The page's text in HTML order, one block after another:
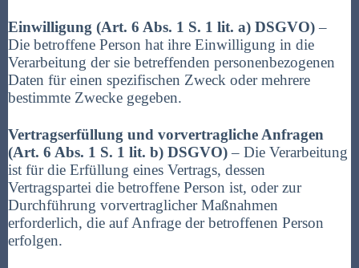
Einwilligung (Art. 6 Abs. 1 S. 1 lit. a) DSGVO) –
Die betroffene Person hat ihre Einwilligung in die
Verarbeitung der sie betreffenden personenbezogenen
Daten für einen spezifischen Zweck oder mehrere
bestimmte Zwecke gegeben.
Vertragserfüllung und vorvertragliche Anfragen
(Art. 6 Abs. 1 S. 1 lit. b) DSGVO) – Die Verarbeitung
ist für die Erfüllung eines Vertrags, dessen
Vertragspartei die betroffene Person ist, oder zur
Durchführung vorvertraglicher Maßnahmen
erforderlich, die auf Anfrage der betroffenen Person
erfolgen.